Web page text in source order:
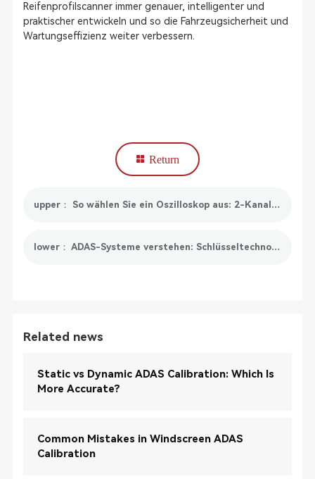
Reifenprofilscanner immer genauer, intelligenter und
praktischer entwickeln und so die Fahrzeugsicherheit und
Wartungseffizienz weiter verbessern.
Return
upper： So wählen Sie ein Oszilloskop aus: 2-Kanal, 4-Kanal oder 8-Kanal
lower： ADAS-Systeme verstehen: Schlüsseltechnologien und Funktionen von ADAS-Systemen
Related news
Static vs Dynamic ADAS Calibration: Which Is
More Accurate?
Common Mistakes in Windscreen ADAS
Calibration